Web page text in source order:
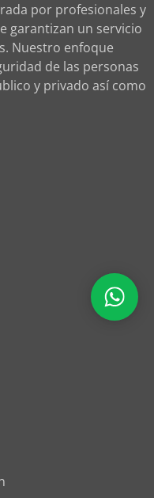
por profesionales y
garantizan un servicio
Nuestro enfoque
de las personas
y privado así como